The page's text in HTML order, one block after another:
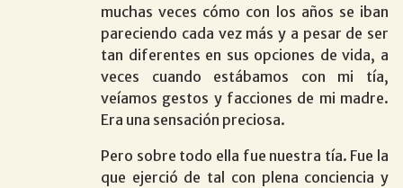
muchas veces cómo con los años se iban
pareciendo cada vez más y a pesar de ser
tan diferentes en sus opciones de vida, a
veces cuando estábamos con mi tía,
veíamos gestos y facciones de mi madre.
Era una sensación preciosa.
Pero sobre todo ella fue nuestra tía. Fue la
que ejerció de tal con plena conciencia y